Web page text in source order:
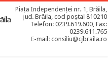
Piața Independenței nr. 1, Brăila,
jud. Brăila, cod poștal 810210
Telefon: 0239.619.600, Fax:
0239.611.765
E-mail: consiliu@cjbraila.ro